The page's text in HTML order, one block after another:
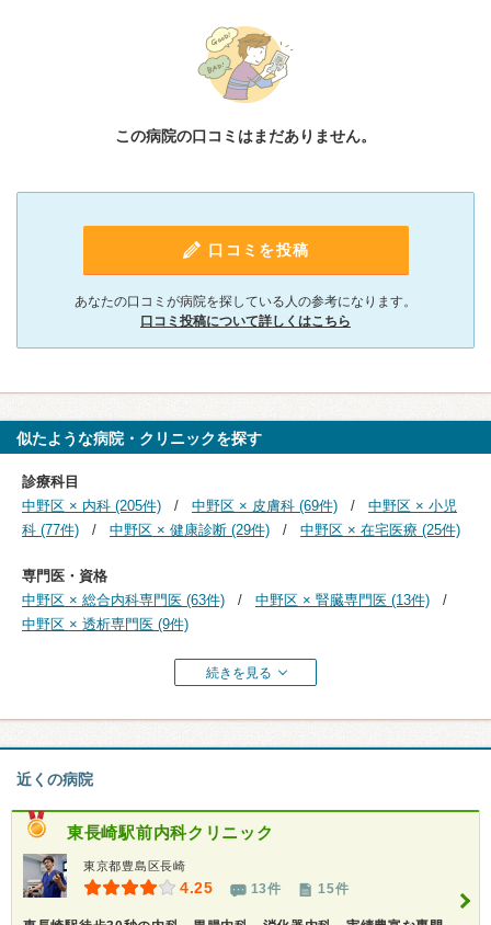
この病院の口コミはまだありません。
口コミを投稿
あなたの口コミが病院を探している人の参考になります。
口コミ投稿について詳しくはこちら
似たような病院・クリニックを探す
診療科目
中野区 × 内科 (205件)
中野区 × 皮膚科 (69件)
中野区 × 小児
科 (77件)
中野区 × 健康診断 (29件) 中野区 × 在宅医療 (25件)
専門医・資格
中野区 × 総合内科専門医 (63件)
中野区 × 腎臓専門医 (13件)
中野区 × 透析専門医 (9件)
続きを見る
近くの病院
東長崎駅前内科クリニック
東京都豊島区長崎
4.25 13件 15件